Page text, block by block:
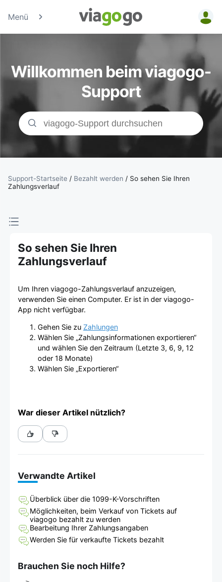
Menü
Tickets -
Konzert-,
&
| viagogo der
Willkommen beim viagogo-
Support
Support-Startseite / Bezahlt werden / So sehen Sie Ihren
Zahlungsverlauf
So sehen Sie Ihren
Zahlungsverlauf
Um Ihren viagogo-Zahlungsverlauf anzuzeigen,
verwenden Sie einen Computer. Er ist in der viagogo-
App nicht verfügbar.
Gehen Sie zu Zahlungen
Wählen Sie „Zahlungsinformationen exportieren“
und wählen Sie den Zeitraum (Letzte 3, 6, 9, 12
oder 18 Monate)
Wählen Sie „Exportieren“
War dieser Artikel nützlich?
Verwandte Artikel
Überblick über die 1099-K-Vorschriften
Möglichkeiten, beim Verkauf von Tickets auf
viagogo bezahlt zu werden
Bearbeitung Ihrer Zahlungsangaben
Werden Sie für verkaufte Tickets bezahlt
Brauchen Sie noch Hilfe?